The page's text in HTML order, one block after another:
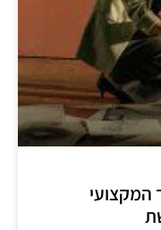
המקצועי